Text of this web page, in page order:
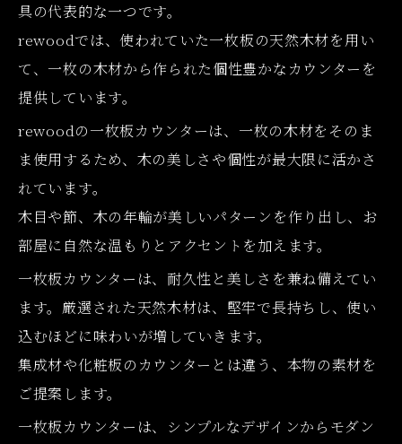
具の代表的な一つです。
rewoodでは、使われていた一枚板の天然木材を用い
て、一枚の木材から作られた個性豊かなカウンターを
提供しています。
rewoodの一枚板カウンターは、一枚の木材をそのま
ま使用するため、木の美しさや個性が最大限に活かさ
れています。
木目や節、木の年輪が美しいパターンを作り出し、お
部屋に自然な温もりとアクセントを加えます。
一枚板カウンターは、耐久性と美しさを兼ね備えてい
ます。厳選された天然木材は、堅牢で長持ちし、使い
込むほどに味わいが増していきます。
集成材や化粧板のカウンターとは違う、本物の素材を
ご提案します。
一枚板カウンターは、シンプルなデザインからモダン